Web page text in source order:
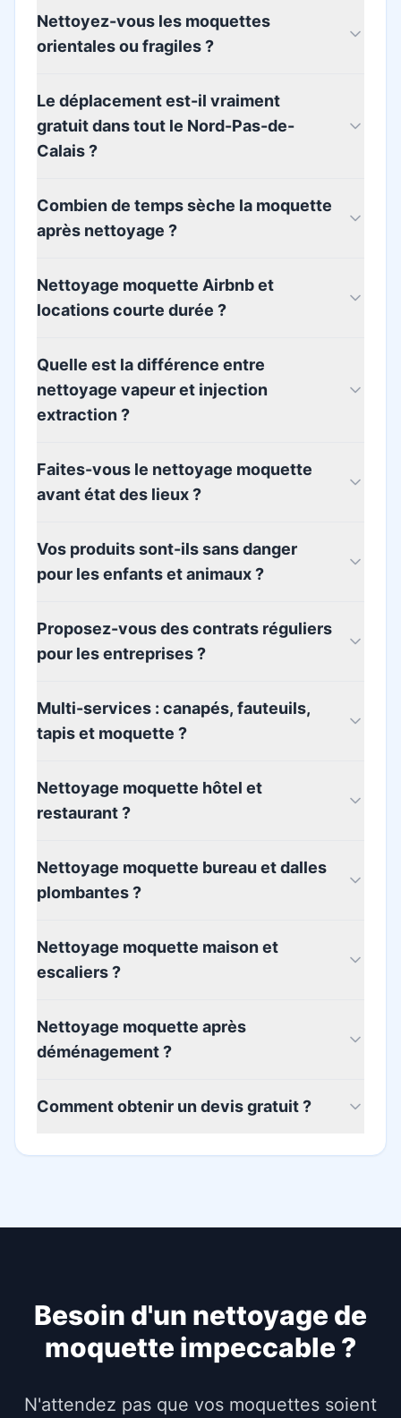
Nettoyez-vous les moquettes
orientales ou fragiles ?
Le déplacement est-il vraiment
gratuit dans tout le Nord-Pas-de-
Calais ?
Combien de temps sèche la moquette
après nettoyage ?
Nettoyage moquette Airbnb et
locations courte durée ?
Quelle est la différence entre
nettoyage vapeur et injection
extraction ?
Faites-vous le nettoyage moquette
avant état des lieux ?
Vos produits sont-ils sans danger
pour les enfants et animaux ?
Proposez-vous des contrats réguliers
pour les entreprises ?
Multi-services : canapés, fauteuils,
tapis et moquette ?
Nettoyage moquette hôtel et
restaurant ?
Nettoyage moquette bureau et dalles
plombantes ?
Nettoyage moquette maison et
escaliers ?
Nettoyage moquette après
déménagement ?
Comment obtenir un devis gratuit ?
Besoin d'un nettoyage de
moquette impeccable ?
N'attendez pas que vos moquettes soient